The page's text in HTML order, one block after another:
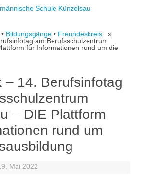
• Bildungsgänge • Freundeskreis »
am Berufsschulzentrum
für Informationen rund um die
– 14. Berufsinfotag
– DIE Plattform
rund um
Mai 2022